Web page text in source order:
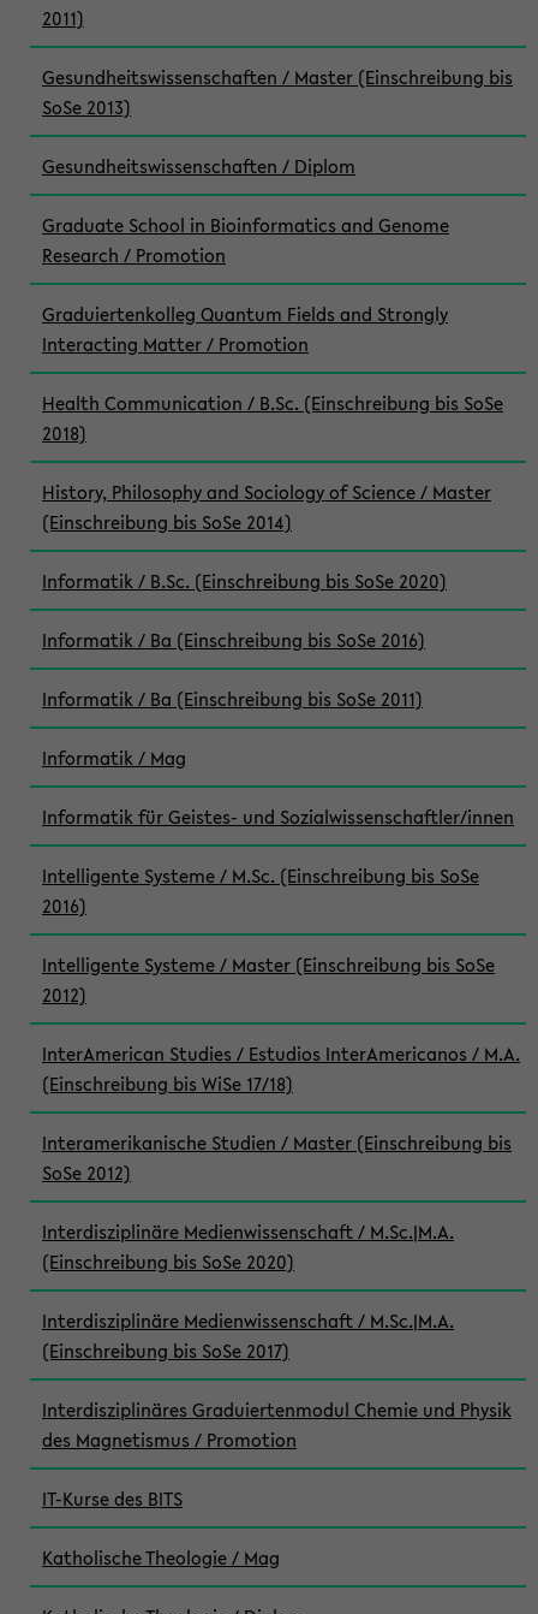
2011)
Gesundheitswissenschaften / Master (Einschreibung bis
SoSe 2013)
Gesundheitswissenschaften / Diplom
Graduate School in Bioinformatics and Genome
Research / Promotion
Graduiertenkolleg Quantum Fields and Strongly
Interacting Matter / Promotion
Health Communication / B.Sc. (Einschreibung bis SoSe
2018)
History, Philosophy and Sociology of Science / Master
(Einschreibung bis SoSe 2014)
Informatik / B.Sc. (Einschreibung bis SoSe 2020)
Informatik / Ba (Einschreibung bis SoSe 2016)
Informatik / Ba (Einschreibung bis SoSe 2011)
Informatik / Mag
Informatik für Geistes- und Sozialwissenschaftler/innen
Intelligente Systeme / M.Sc. (Einschreibung bis SoSe
2016)
Intelligente Systeme / Master (Einschreibung bis SoSe
2012)
InterAmerican Studies / Estudios InterAmericanos / M.A.
(Einschreibung bis WiSe 17/18)
Interamerikanische Studien / Master (Einschreibung bis
SoSe 2012)
Interdisziplinäre Medienwissenschaft / M.Sc.|M.A.
(Einschreibung bis SoSe 2020)
Interdisziplinäre Medienwissenschaft / M.Sc.|M.A.
(Einschreibung bis SoSe 2017)
Interdisziplinäres Graduiertenmodul Chemie und Physik
des Magnetismus / Promotion
IT-Kurse des BITS
Katholische Theologie / Mag